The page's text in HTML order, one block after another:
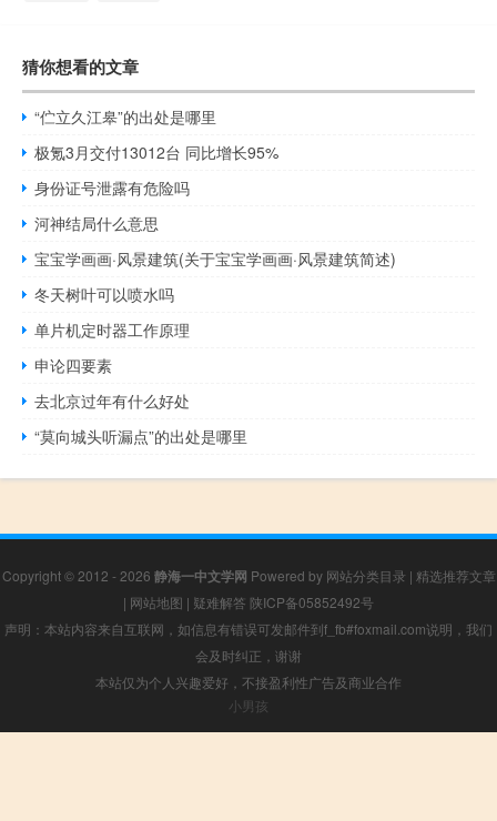
猜你想看的文章
“伫立久江皋”的出处是哪里
极氪3月交付13012台 同比增长95%
身份证号泄露有危险吗
河神结局什么意思
宝宝学画画·风景建筑(关于宝宝学画画·风景建筑简述)
冬天树叶可以喷水吗
单片机定时器工作原理
申论四要素
去北京过年有什么好处
“莫向城头听漏点”的出处是哪里
Copyright © 2012 - 2026 静海一中文学网 Powered by 网站分类目录 | 精选推荐文章
| 网站地图 | 疑难解答 陕ICP备05852492号
声明：本站内容来自互联网，如信息有错误可发邮件到f_fb#foxmail.com说明，我们
会及时纠正，谢谢
本站仅为个人兴趣爱好，不接盈利性广告及商业合作
小男孩